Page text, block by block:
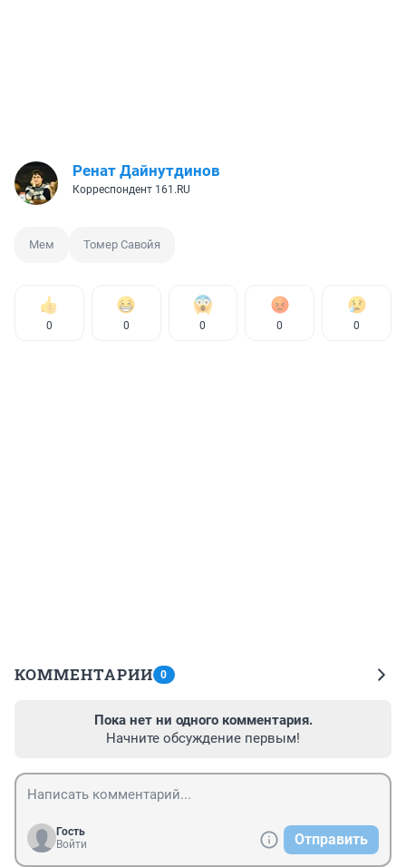
Ренат Дайнутдинов
Корреспондент 161.RU
Мем Томер Савойя
0 0 0 0 0
КОММЕНТАРИИ 0
Пока нет ни одного комментария.
Начните обсуждение первым!
Гость
Войти
Отправить